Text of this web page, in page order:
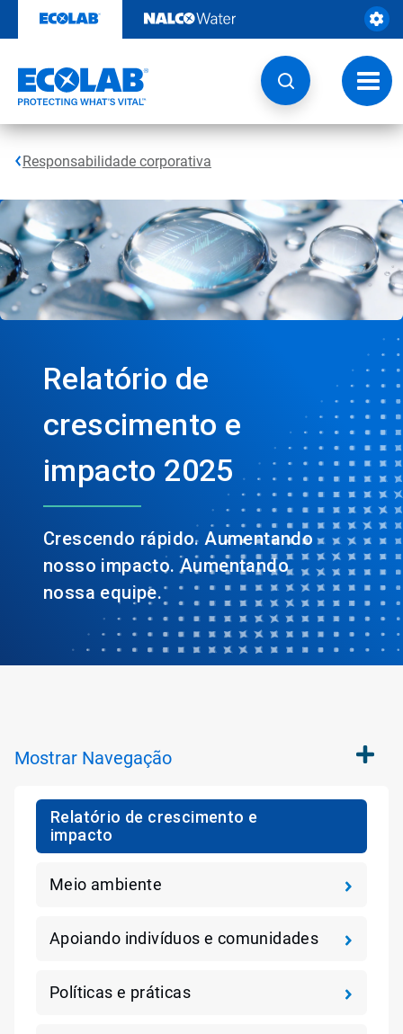
o
Responsabilidade corporativa
Relatório de
crescimento e
impacto 2025
Crescendo rápido. Aumentando
nosso impacto. Aumentando
nossa equipe.
Mostrar Navegação
Relatório de crescimento e
impacto
Meio ambiente
Apoiando indivíduos e comunidades
Políticas e práticas